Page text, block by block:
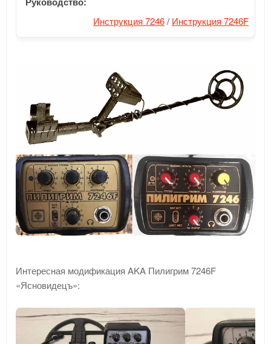
Инструкция 7246/ Инструкция 7246F
Интересная модификация AKA Пилигрим 7246F
«Ясновидецъ»: